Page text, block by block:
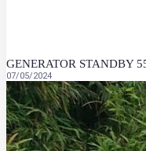
GENERATOR STANDBY
07/05/2024